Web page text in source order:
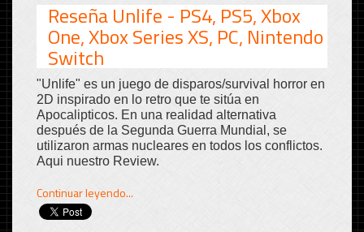
Reseña Unlife - PS4, PS5, Xbox
One, Xbox Series XS, PC, Nintendo
Switch
"Unlife" es un juego de disparos/survival horror en
2D inspirado en lo retro que te sitúa en
Apocalipticos. En una realidad alternativa
después de la Segunda Guerra Mundial, se
utilizaron armas nucleares en todos los conflictos.
Aqui nuestro Review.
Continuar leyendo...